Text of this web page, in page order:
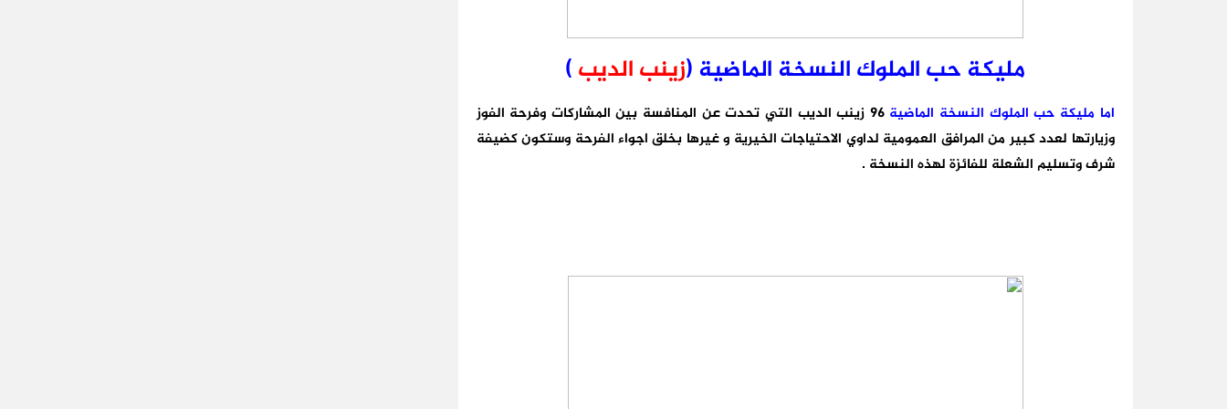
مليكة حب الملوك النسخة الماضية (زينب الديب)
اما مليكة حب الملوك النسخة الماضية
96 زينب الديب التي تحدت عن المنافسة بين المشاركات وفرحة الفوز
وزيارتها لعدد كبير من المرافق العمومية لداوي الاحتياجات الخيرية و غيرها بخلق اجواء الفرحة وستكون كضيفة
شرف وتسليم الشعلة للفائزة لهذه النسخة .